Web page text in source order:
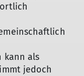
kann als
jedoch